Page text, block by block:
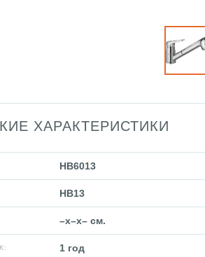
ХАРАКТЕРИСТИКИ
HB6013
HB13
–x–x– см.
1 год